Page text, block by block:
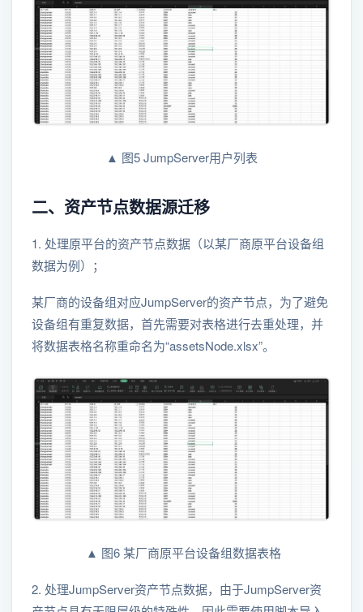
▲ 图5 JumpServer用户列表
二、资产节点数据源迁移
1. 处理原平台的资产节点数据（以某厂商原平台设备组
数据为例）；
某厂商的设备组对应JumpServer的资产节点，为了避免
设备组有重复数据，首先需要对表格进行去重处理，并
将数据表格名称重命名为“assetsNode.xlsx”。
▲ 图6 某厂商原平台设备组数据表格
2. 处理JumpServer资产节点数据，由于JumpServer资